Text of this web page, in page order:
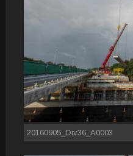
20160905_Div36_A0003